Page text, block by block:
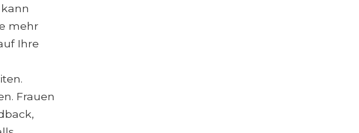
mehr
Ihre
Frauen